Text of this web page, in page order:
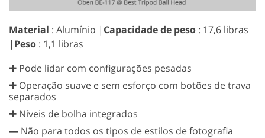
Material : Alumínio | Capacidade de peso : 17,6 libras
| Peso : 1,1 libras
✚ Pode lidar com configurações pesadas
✚ Operação suave e sem esforço com botões de trava
separados
✚ Níveis de bolha integrados
— Não para todos os tipos de estilos de fotografia